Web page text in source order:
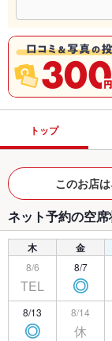
トップ
このお店
ネット予約の空
木 金
8/6
TEL
8/7
◎
8/13
◎
8/14
休